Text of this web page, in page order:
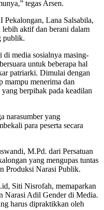
tegas Arsen.
Pekalongan, Lana Salsabila,
lebih aktif dan berani dalam
publik.
media sosialnya masing-
untuk beberapa hal
patriarki. Dimulai dengan
mampu menerima dan
berpihak pada keadilan
narasumber yang
para peserta secara
M.Pd. dari Persatuan
yang mengupas tuntas
Produksi Narasi Publik.
Siti Nisrofah, memaparkan
Narasi Adil Gender di Media.
harus dipraktikkan oleh